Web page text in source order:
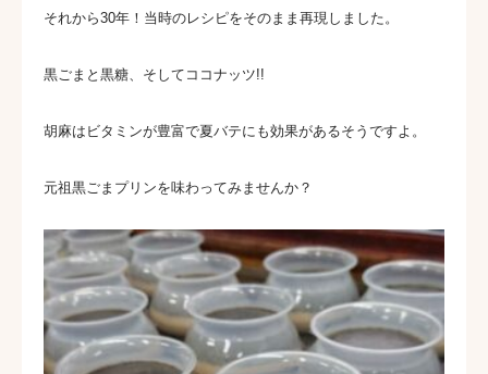
それから30年！当時のレシピをそのまま再現しました。
黒ごまと黒糖、そしてココナッツ!!
胡麻はビタミンが豊富で夏バテにも効果があるそうですよ。
元祖黒ごまプリンを味わってみませんか？